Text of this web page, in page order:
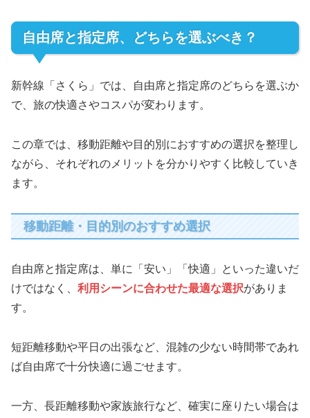
自由席と指定席、どちらを選ぶべき？
新幹線「さくら」では、自由席と指定席のどちらを選ぶか
で、旅の快適さやコスパが変わります。
この章では、移動距離や目的別におすすめの選択を整理し
ながら、それぞれのメリットを分かりやすく比較していき
ます。
移動距離・目的別のおすすめ選択
自由席と指定席は、単に「安い」「快適」といった違いだ
けではなく、 利用シーンに合わせた最適な選択がありま
す。
短距離移動や平日の出張など、混雑の少ない時間帯であれ
ば自由席で十分快適に過ごせます。
一方、長距離移動や家族旅行など、確実に座りたい場合は